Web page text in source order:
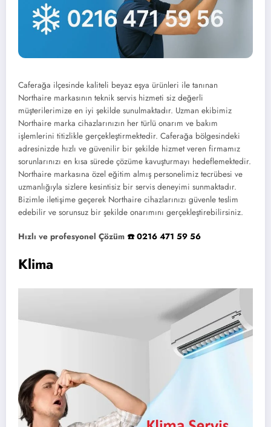
Caferağa ilçesinde kaliteli beyaz eşya ürünleri ile tanınan
Northaire markasının teknik servis hizmeti siz değerli
müşterilerimize en iyi şekilde sunulmaktadır. Uzman ekibimiz
Northaire marka cihazlarınızın her türlü onarım ve bakım
işlemlerini titizlikle gerçekleştirmektedir. Caferağa bölgesindeki
adresinizde hızlı ve güvenilir bir şekilde hizmet veren firmamız
sorunlarınızı en kısa sürede çözüme kavuşturmayı hedeflemektedir.
Northaire markasına özel eğitim almış personelimiz tecrübesi ve
uzmanlığıyla sizlere kesintisiz bir servis deneyimi sunmaktadır.
Bizimle iletişime geçerek Northaire cihazlarınızı güvenle teslim
edebilir ve sorunsuz bir şekilde onarımını gerçekleştirebilirsiniz.
Hızlı ve profesyonel Çözüm ☎️ 0216 471 59 56
Klima